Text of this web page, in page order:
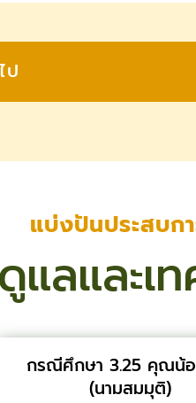
ป
แบ่งปันประสบก
แลและเ
กรณีศึกษา 3.25 คุณน้
(นามสมมุติ)